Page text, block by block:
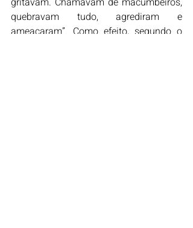
quebravam tudo, agrediram e
ameaçaram”. Como efeito, segundo o